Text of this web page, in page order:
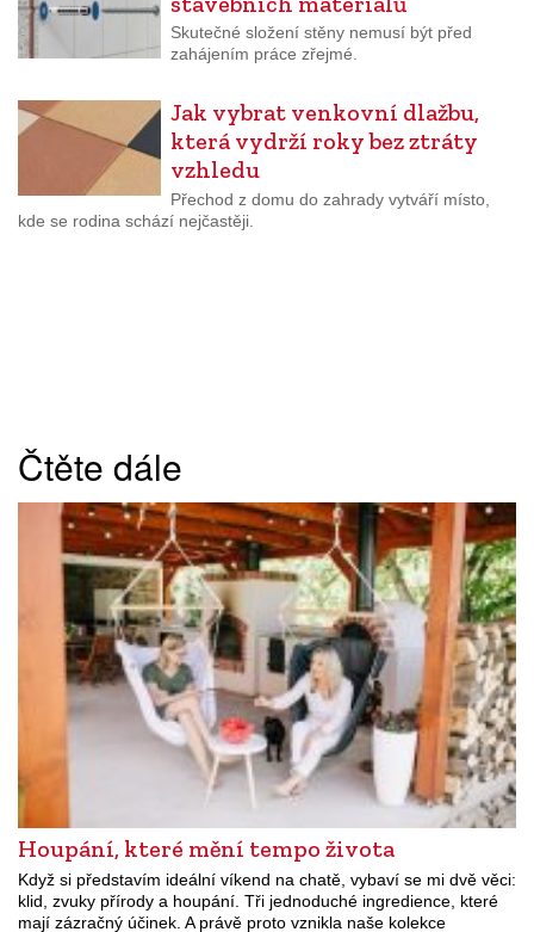
Skutečné složení stěny nemusí být před
zahájením práce zřejmé.
Jak vybrat venkovní dlažbu,
která vydrží roky bez ztráty
vzhledu
Přechod z domu do zahrady vytváří místo,
kde se rodina schází nejčastěji.
Čtěte dále
Houpání, které mění tempo života
Když si představím ideální víkend na chatě, vybaví se mi dvě věci:
klid, zvuky přírody a houpání. Tři jednoduché ingredience, které
mají zázračný účinek. A právě proto vznikla naše kolekce